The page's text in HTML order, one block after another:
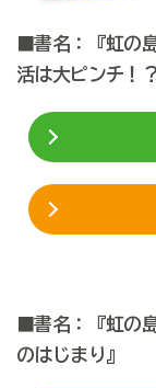
■書名：『虹の
活は大ピンチ！？
■書名：
『虹
のはじまり』